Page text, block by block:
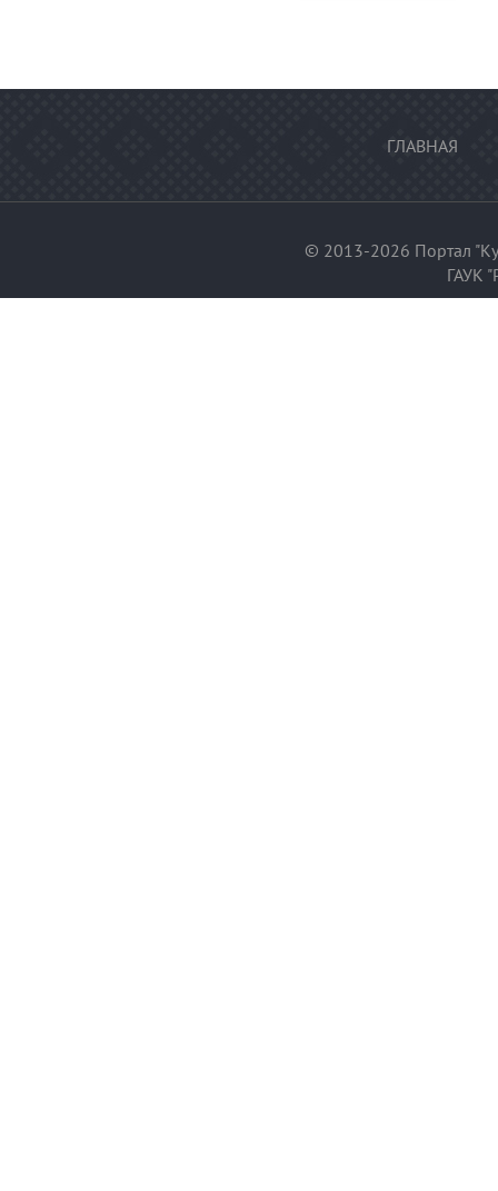
ГЛАВНАЯ
© 2013-2026 Портал
ГАУК